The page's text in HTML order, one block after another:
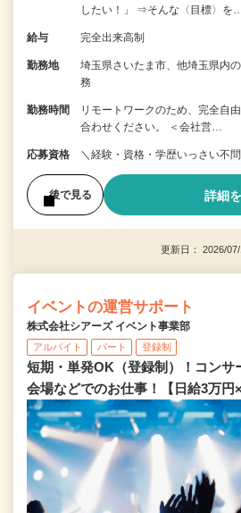
したい！」 ⇒そんな〈目標〉を
給与 完全出来高制
勤務地
埼玉県さいたま市、他埼玉県
務
勤務時間
リモートワークのため、完全自
合わせください。 ＜会社営…
応募資格 ＼経験・資格・学歴いっさい不
後で見る 詳細
更新日： 2026/
イベントの運営サポート
株式会社シアーズ イベント事業部
アルバイト パート 登録制
短期・単発OK（登録制）！コンサ
会場などでのお仕事！【日給3万円